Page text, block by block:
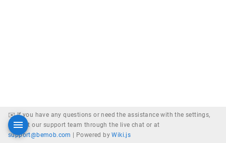
✉️ If you have any questions or need the assistance with the settings,
contact our support team through the live chat or at
support@bemob.com
Powered byWiki.js